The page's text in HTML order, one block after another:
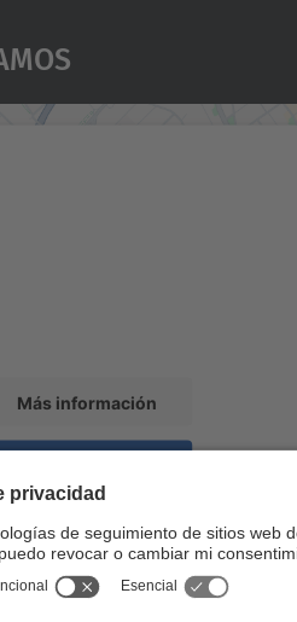
Más información
by
Management Platform